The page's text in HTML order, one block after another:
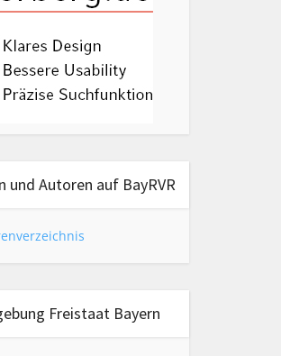
und Autoren auf BayRVR
Freistaat Bayern